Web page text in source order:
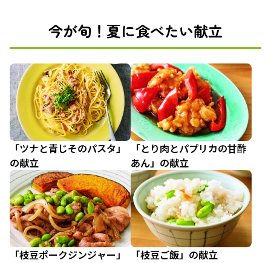
今が旬！夏に食べたい献立
「ツナと青じそのパスタ」
の献立
「とり肉とパプリカの甘酢
あん」の献立
「枝豆ポークジンジャー」
「枝豆ご飯」の献立